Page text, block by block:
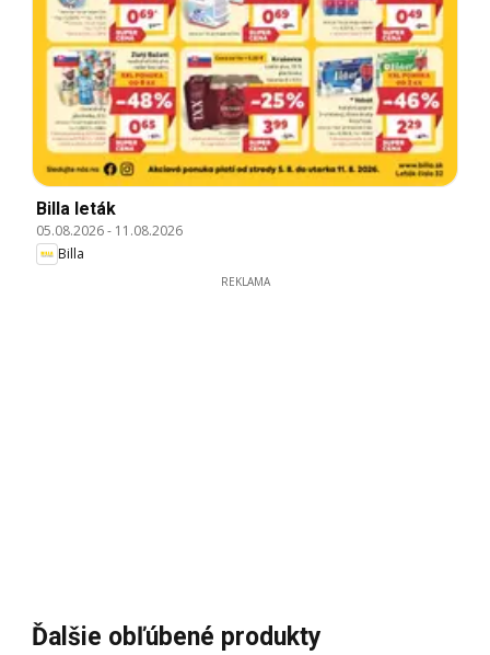
Billa leták
05.08.2026- 11.08.2026
Billa
REKLAMA
Ďalšie obľúbené produkty